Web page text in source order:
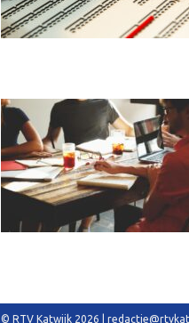
© RTV Katwijk 2026 |